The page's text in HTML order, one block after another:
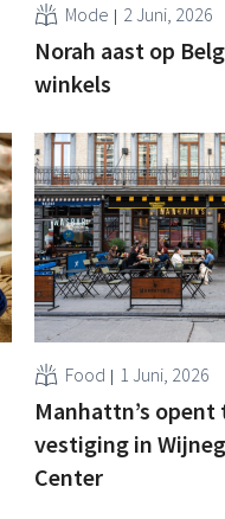
Mode 2 Juni, 2026
Norah aast op
winkels
Food 1 Juni, 2026
Manhattn’s
vestiging in
Center